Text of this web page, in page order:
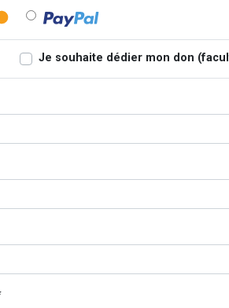
Je souhaite dédier mon don